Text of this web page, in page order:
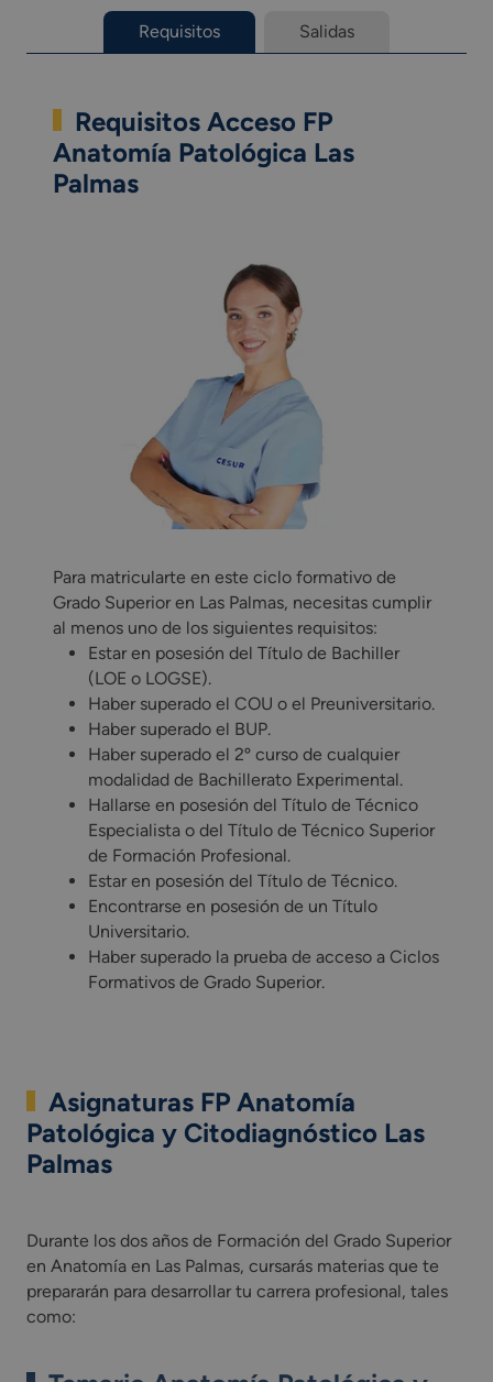
Requisitos Salidas
Requisitos Acceso FP
Anatomía Patológica Las
Palmas
Para matricularte en este ciclo formativo de
Grado Superior en Las Palmas, necesitas cumplir
al menos uno de los siguientes requisitos:
Estar en posesión del Título de Bachiller
(LOE o LOGSE).
Haber superado el COU o el Preuniversitario.
Haber superado el BUP.
Haber superado el 2º curso de cualquier
modalidad de Bachillerato Experimental.
Hallarse en posesión del Título de Técnico
Especialista o del Título de Técnico Superior
de Formación Profesional.
Estar en posesión del Título de Técnico.
Encontrarse en posesión de un Título
Universitario.
Haber superado la prueba de acceso a Ciclos
Formativos de Grado Superior.
Asignaturas FP Anatomía
Patológica y Citodiagnóstico Las
Palmas
Durante los dos años de Formación del Grado Superior
en Anatomía en Las Palmas, cursarás materias que te
prepararán para desarrollar tu carrera profesional, tales
como: